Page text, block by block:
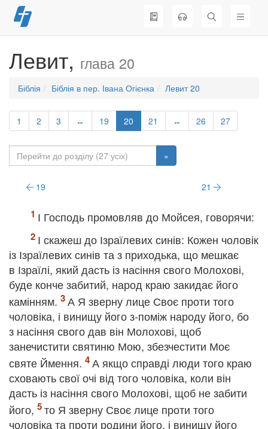
Перейти
до
Левит, глава 20
Біблія Біблія в пер. Івана Огієнка Левит 20
1 2 3 ↔ 19 20 21 ↔ 26 27
»
19 21
І Господь промовляв до Мойсея, говорячи:
І скажеш до Ізраїлевих синів: Кожен чоловік
із Ізраїлевих синів та з приходька, що мешкає
в Ізраїлі, який дасть із насіння свого Молохові,
буде конче забитий, народ краю закидає його
камінням.
А Я зверну лице Своє проти того
чоловіка, і винищу його з-поміж народу його, бо
з насіння свого дав він Молохові, щоб
занечистити святиню Мою, збезчестити Моє
святе Ймення.
А якщо справді люди того краю
сховають свої очі від того чоловіка, коли він
дасть із насіння свого Молохові, щоб не забити
його,
то Я зверну Своє лице проти того
чоловіка та проти родини його, і винищу його